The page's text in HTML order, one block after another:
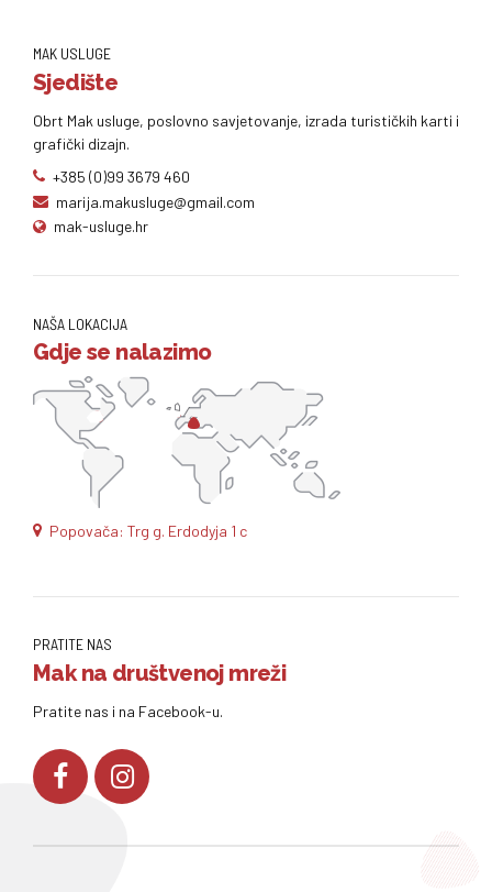
MAK USLUGE
Sjedište
Obrt Mak usluge, poslovno savjetovanje, izrada turističkih karti i
grafički dizajn.
+385 (0)99 3679 460
marija.makusluge@gmail.com
mak-usluge.hr
NAŠA LOKACIJA
Gdje se nalazimo
Popovača: Trg g. Erdodyja 1 c
PRATITE NAS
Mak na društvenoj mreži
Pratite nas i na Facebook-u.